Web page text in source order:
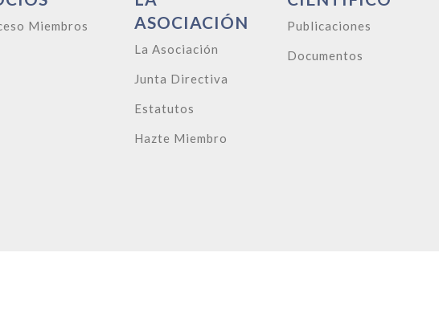
Miembros
ASOCIACIÓN
La Asociación
Junta Directiva
Estatutos
Hazte Miembro
Publicaciones
Documentos